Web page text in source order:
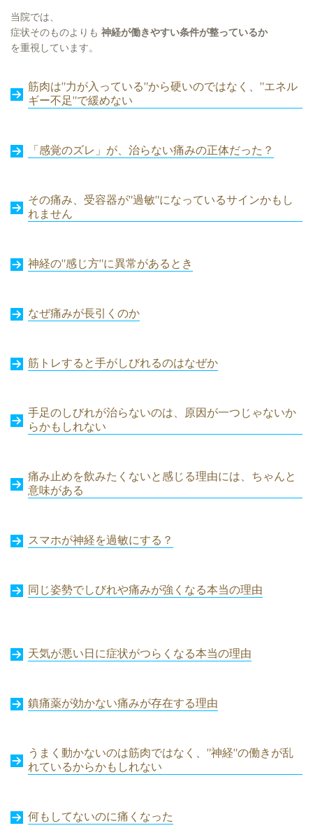
当院では、
症状そのものよりも 神経が働きやすい条件が整っているか
を重視しています。
筋肉は”力が入っている”から硬いのではなく、”エネル
ギー不足”で緩めない
「感覚のズレ」が、治らない痛みの正体だった？
その痛み、受容器が”過敏”になっているサインかもし
れません
神経の”感じ方”に異常があるとき
なぜ痛みが長引くのか
筋トレすると手がしびれるのはなぜか
手足のしびれが治らないのは、原因が一つじゃないか
らかもしれない
痛み止めを飲みたくないと感じる理由には、ちゃんと
意味がある
スマホが神経を過敏にする？
同じ姿勢でしびれや痛みが強くなる本当の理由
天気が悪い日に症状がつらくなる本当の理由
鎮痛薬が効かない痛みが存在する理由
うまく動かないのは筋肉ではなく、”神経”の働きが乱
れているからかもしれない
何もしてないのに痛くなった